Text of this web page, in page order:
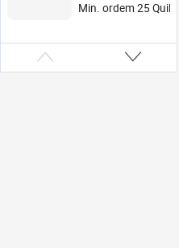
Min. ordem 25